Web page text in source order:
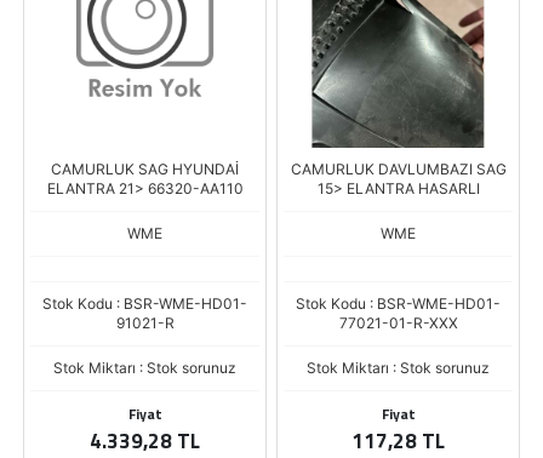
CAMURLUK SAG HYUNDAİ
ELANTRA 21> 66320-AA110
WME
Stok Kodu : BSR-WME-HD01-
91021-R
Stok Miktarı : Stok sorunuz
Fiyat
4.339,28 TL
CAMURLUK DAVLUMBAZI SAG
15> ELANTRA HASARLI
WME
Stok Kodu : BSR-WME-HD01-
77021-01-R-XXX
Stok Miktarı : Stok sorunuz
Fiyat
117,28 TL